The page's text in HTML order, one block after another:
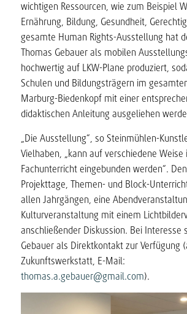
wichtigen Ressourcen, wie zum Beispiel
Ernährung, Bildung, Gesundheit,
gesamte Human Rights-Ausstellung hat
Thomas Gebauer als mobilen
hochwertig auf LKW-Plane produziert,
Schulen und Bildungsträgern im
Marburg-Biedenkopf mit einer
didaktischen Anleitung ausgeliehen
„Die Ausstellung“, so Steinmühlen-
Vielhaben, „kann auf verschiedene Weise
Fachunterricht eingebunden werden“.
Projekttage, Themen- und Block-
allen Jahrgängen, eine
Kulturveranstaltung mit einem
anschließender Diskussion. Bei Interesse
Gebauer als Direktkontakt zur Verfügung
Zukunftswerkstatt, E-Mail:
thomas.a.gebauer@gmail.com).